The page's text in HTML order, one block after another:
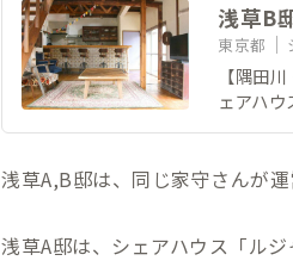
浅草B
東京都
【隅田
ェアハウ
浅草A,B邸は、同じ家守さんが運
浅草A邸は、シェアハウス「ル